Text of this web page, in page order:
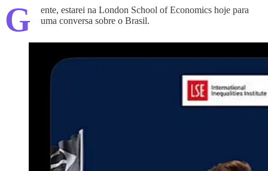
G
ente, estarei na London School of Economics hoje para
uma conversa sobre o Brasil.